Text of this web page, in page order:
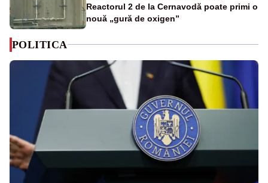
Reactorul 2 de la Cernavodă poate primi o
nouă „gură de oxigen”
POLITICA